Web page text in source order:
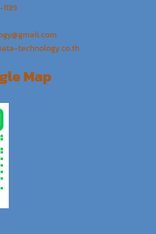
technology.co.th
Map